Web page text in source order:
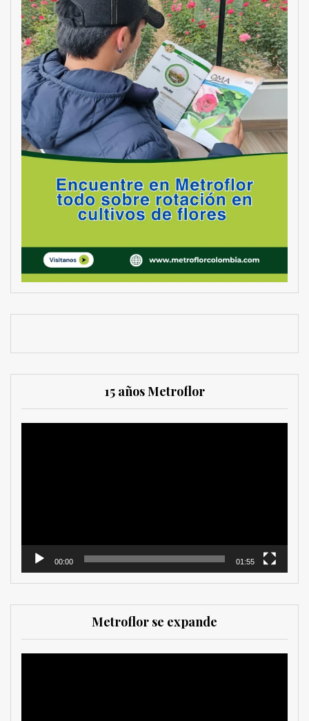
15 años Metroflor
00:00 01:55
Metroflor se expande